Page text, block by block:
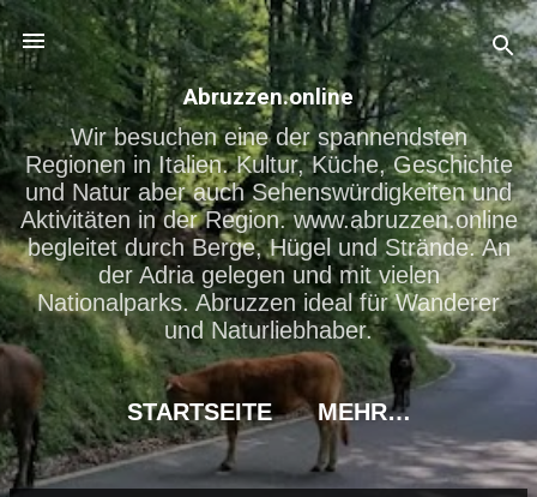
Direkt zum Hauptbereich
Abruzzen.online
Wir besuchen eine der spannendsten
Regionen in Italien. Kultur, Küche, Geschichte
und Natur aber auch Sehenswürdigkeiten und
Aktivitäten in der Region. www.abruzzen.online
begleitet durch Berge, Hügel und Strände. An
der Adria gelegen und mit vielen
Nationalparks. Abruzzen ideal für Wanderer
und Naturliebhaber.
STARTSEITE MEHR…